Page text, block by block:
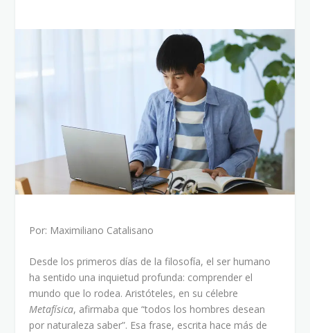
Por: Maximiliano Catalisano
Desde los primeros días de la filosofía, el ser humano
ha sentido una inquietud profunda: comprender el
mundo que lo rodea. Aristóteles, en su célebre
Metafísica, afirmaba que “todos los hombres desean
por naturaleza saber”. Esa frase, escrita hace más de